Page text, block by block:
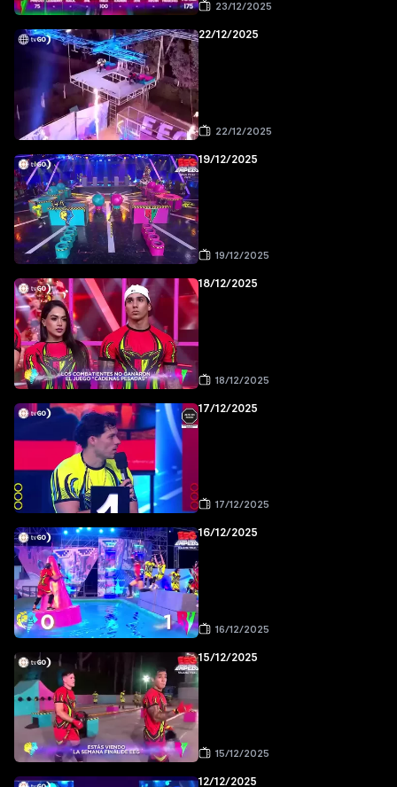
23/12/2025
22/12/2025
22/12/2025
19/12/2025
19/12/2025
18/12/2025
18/12/2025
17/12/2025
17/12/2025
16/12/2025
16/12/2025
15/12/2025
15/12/2025
12/12/2025